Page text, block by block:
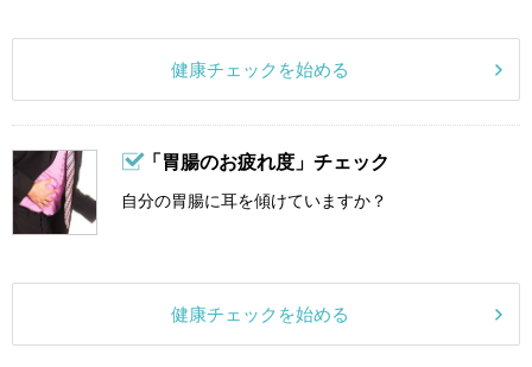
健康チェックを始める
「胃腸のお疲れ度」チェック
自分の胃腸に耳を傾けていますか？
健康チェックを始める